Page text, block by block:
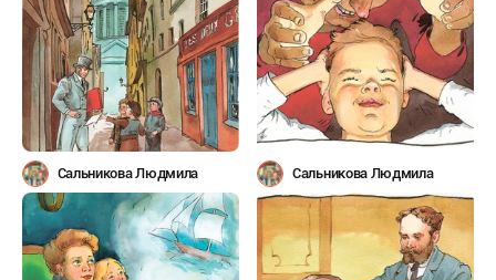
Сальникова Людмила Сальникова Людмила